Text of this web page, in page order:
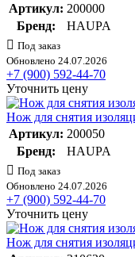
Артикул: 200000
Бренд:
HAUPA
Под заказ
Обновлено 24.07.2026
+7 (900) 592-44-70
Уточнить цену
Нож для снятия
Артикул: 200050
Бренд:
HAUPA
Под заказ
Обновлено 24.07.2026
+7 (900) 592-44-70
Уточнить цену
Нож для снятия